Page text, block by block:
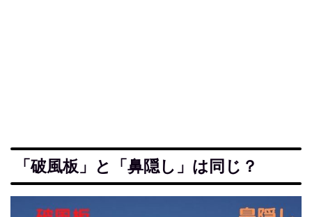
「破風板」と「鼻隠し」は同じ？